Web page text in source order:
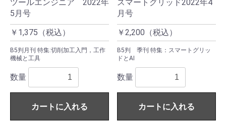
ツールエンジニア 2022年
5月号
￥1,375（税込）
B5判月刊 特集:切削加工入門，工作
機械と工具
数量
カートに入れる
スマートグリッド2022年4
月号
￥2,200（税込）
B5判 季刊 特集：スマートグリッ
ドとAI
数量
カートに入れる